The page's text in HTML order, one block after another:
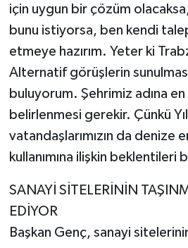
için uygun bir çözüm
bunu istiyorsa, ben kendi
etmeye hazırım. Yeter ki
Alternatif görüşlerin
buluyorum. Şehrimiz adına en
belirlenmesi gerekir. Çünkü
vatandaşlarımızın da denize
kullanımına ilişkin beklentileri
SANAYİ SİTELERİNİN
EDİYOR
Başkan Genç, sanayi